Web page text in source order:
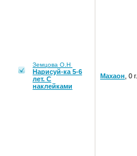
Земцова О.Н
Нарисуй-ка 5-6
лет. С
наклейками
Махаон , 0 г.